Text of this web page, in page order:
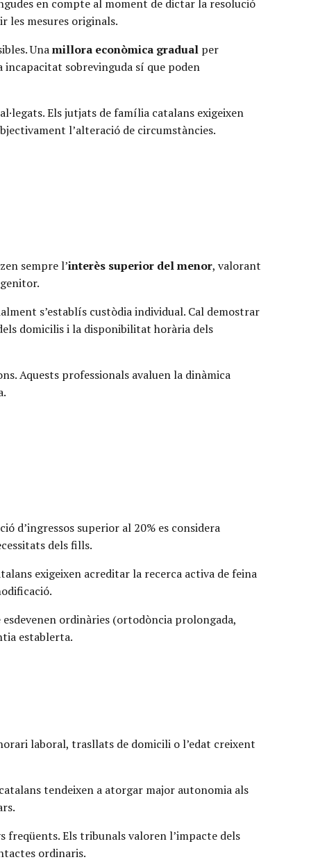
en compte al moment de dictar la resolució
les mesures originals.
Unamillora econòmica gradual per
incapacitat sobrevinguda sí que poden
Els jutjats de família catalans exigeixen
l’alteració de circumstàncies.
sempre l’interès superior del menor, valorant
s’establís custòdia individual. Cal demostrar
domicilis i la disponibilitat horària dels
Aquests professionals avaluen la dinàmica
d’ingressos superior al 20% es considera
dels fills.
exigeixen acreditar la recerca activa de feina
ordinàries (ortodòncia prolongada,
establerta.
laboral, trasllats de domicili o l’edat creixent
tendeixen a atorgar major autonomia als
Els tribunals valoren l’impacte dels
ordinaris.